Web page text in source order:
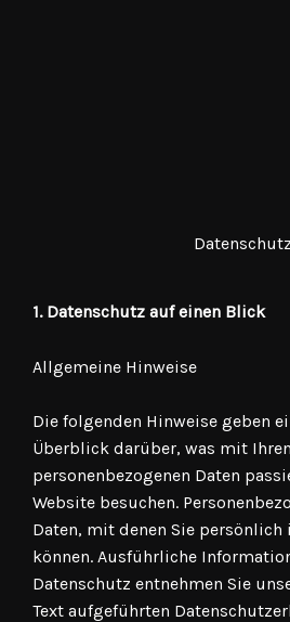
Datenschutz
1. Datenschutz auf einen Blick
Allgemeine Hinweise
Die folgenden Hinweise geben
Überblick darüber, was mit Ihren
personenbezogenen Daten
Website besuchen.
Daten, mit denen Sie
können. Ausführliche
Datenschutz entnehmen Sie
Text aufgeführten